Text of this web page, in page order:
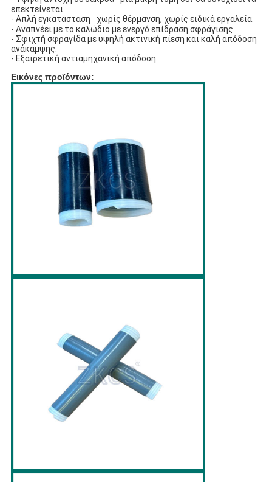
επεκτείνεται.
- Απλή εγκατάσταση ∙ χωρίς θέρμανση, χωρίς ειδικά εργαλεία.
- Αναπνέει με το καλώδιο με ενεργό επίδραση σφράγισης.
- Σφιχτή σφραγίδα με υψηλή ακτινική πίεση και καλή απόδοση
ανάκαμψης.
- Εξαιρετική αντιαμηχανική απόδοση.
Εικόνες προϊόντων: